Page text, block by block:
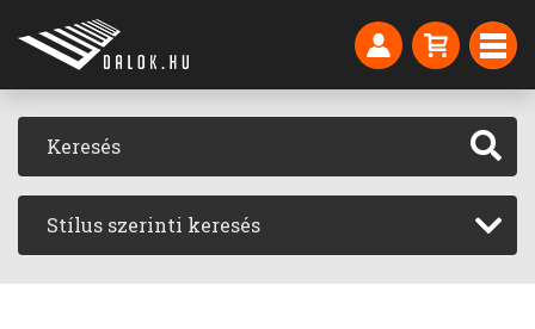
Stílus szerinti keresés